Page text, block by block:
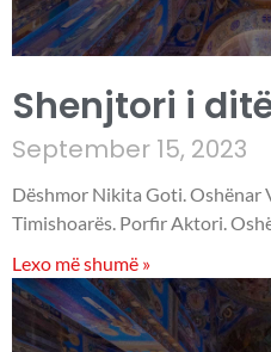
Shenjtori i
September 15, 2023
Dëshmor Nikita Goti. Oshënar
Timishoarës. Porfir Aktori.
Lexo më shumë »